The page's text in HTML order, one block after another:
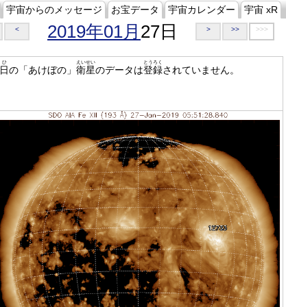
宇宙からのメッセージ お宝データ 宇宙カレンダー 宇宙 xR
< 2019年01月 27日 > >> >>>
日
ひ
の「あけぼの」 衛星
えいせい
のデータは登録
とうろく
されていません。